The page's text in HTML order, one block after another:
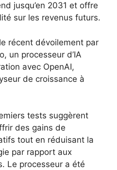
jusqu’en 2031 et offre
sur les revenus futurs.
récent dévoilement par
un processeur d’IA
avec OpenAI,
de croissance à
tests suggèrent
des gains de
tout en réduisant la
par rapport aux
Le processeur a été